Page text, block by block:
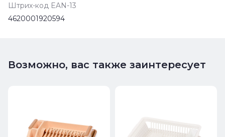
Штрих-код EAN-13
4620001920594
Возможно, вас также заинтересует